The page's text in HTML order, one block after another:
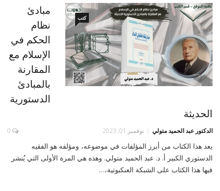
كتب
مبادئ
نظام
الحكم في
الإسلام مع
المقارنة
بالمبادئ
الدستورية
الحديثة
الدكتور عبد الحميد متولي نوفمبر 01, 2023 0
يعد هذا الكتاب من أبرز المؤلفات في موضوعه، ومؤلفه هو الفقيه
الدستوري الكبير أ. د. عبد الحميد متولي. وهذه هي المرة الأولى التي يُنشر
فيها هذا الكتاب على الشبكة العنكبوتية،…